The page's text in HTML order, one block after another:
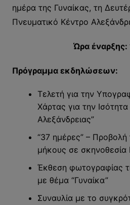
ημέρα της Γυναίκας, τη
Πνευματικό Κέντρο
Ώρα έναρξης:
Πρόγραμμα εκδηλώσεων:
Τελετή για την
Χάρτας για την
Αλεξάνδρειας”
“37 ημέρες” – Προβολή
μήκους σε σκηνοθεσία
Έκθεση φωτογραφίας
με θέμα “Γυναίκα”
Συναυλία με το